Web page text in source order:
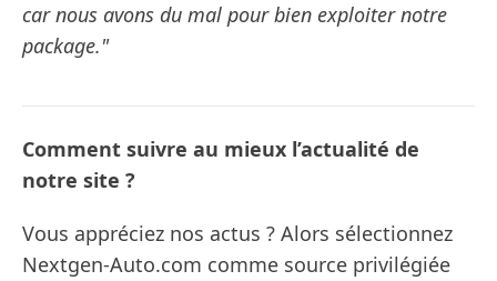
car nous avons du mal pour bien exploiter notre
package."
Comment suivre au mieux l’actualité de
notre site ?
Vous appréciez nos actus ? Alors sélectionnez
Nextgen-Auto.com comme source privilégiée